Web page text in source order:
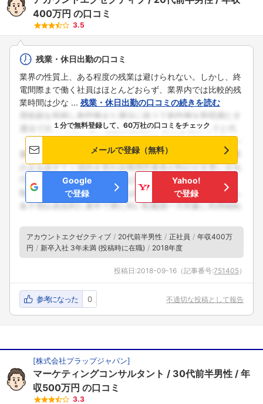
400万円 の口コミ
3.5
残業・休日出勤の口コミ
業界の性質上、ある程度の残業は避けられない。しかし、終
電間際まで働く社員はほとんどおらず、業界内では比較的残
業時間は少な ... 残業・休日出勤の口コミの続きを読む
１分で無料登録して、60万社の口コミをチェック
メールで登録（無料）
Google
で登録
Yahoo!
で登録
アカウントエクゼクティブ 20代前半男性 正社員
年収400万
円
新卒入社 3年未満 (投稿時に在職) 2018年度
投稿日:2018-09-16 （記事番号:751405）
参考になった 0 不適切な投稿として報告
[株式会社プラップジャパン]
マーケティングコンサルタント 30代前半男性
年
収500万円 の口コミ
3.3